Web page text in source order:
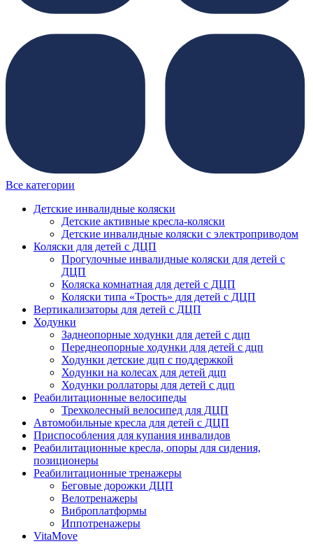
Все категории
Детские инвалидные коляски
Детские активные кресла-коляски
Детские инвалидные коляски с электроприводом
Коляски для детей с ДЦП
Прогулочные инвалидные коляски для детей с
ДЦП
Коляска комнатная для детей с ДЦП
Коляски типа «Трость» для детей с ДЦП
Вертикализаторы для детей с ДЦП
Ходунки
Заднеопорные ходунки для детей с дцп
Переднеопорные ходунки для детей с дцп
Ходунки детские дцп с поддержкой
Ходунки на колесах для детей дцп
Ходунки роллаторы для детей с дцп
Реабилитационные велосипеды
Трехколесный велосипед для ДЦП
Автомобильные кресла для детей с ДЦП
Приспособления для купания инвалидов
Реабилитационные кресла, опоры для сидения,
позиционеры
Реабилитационные тренажеры
Беговые дорожки ДЦП
Велотренажеры
Виброплатформы
Иппотренажеры
VitaMove